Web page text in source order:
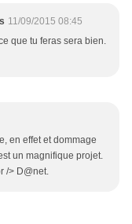
11/09/2015 08:45
que tu feras sera bien.
en effet et dommage
un magnifique projet.
/> D@net.